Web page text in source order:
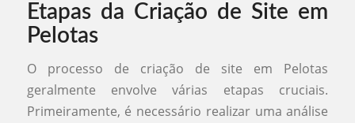
Etapas da Criação de Site em
Pelotas
O processo de criação de site em Pelotas
geralmente envolve várias etapas cruciais.
Primeiramente, é necessário realizar uma análise